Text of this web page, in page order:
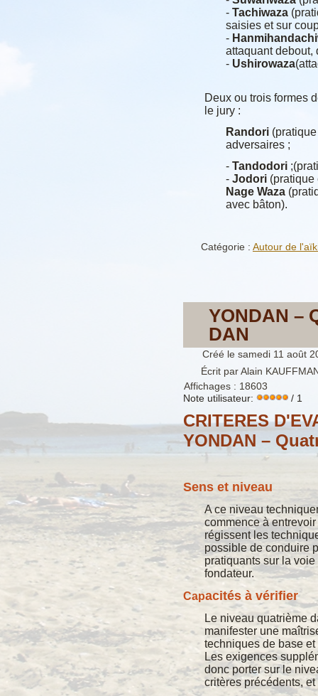
- Tachiwaza
saisies et sur
-
attaquant debout,
- Ushirowaza
Deux ou trois formes
le jury :
Randori
adversaires ;
- Tandodori
- Jodori
Nage Waza
avec bâton).
Catégorie : Autour de
YONDAN –
DAN
Créé le samedi 11 août
Écrit par Alain
Affichages : 18603
Note utilisateur:
/ 1
CRITERES
YONDAN –
Sens et niveau
A ce niveau
commence à
régissent les
possible de conduire
pratiquants sur la
fondateur.
Capacités à vérifier
Le niveau quatrième
manifester une
techniques de base
Les exigences
donc porter sur le
critères précédents,